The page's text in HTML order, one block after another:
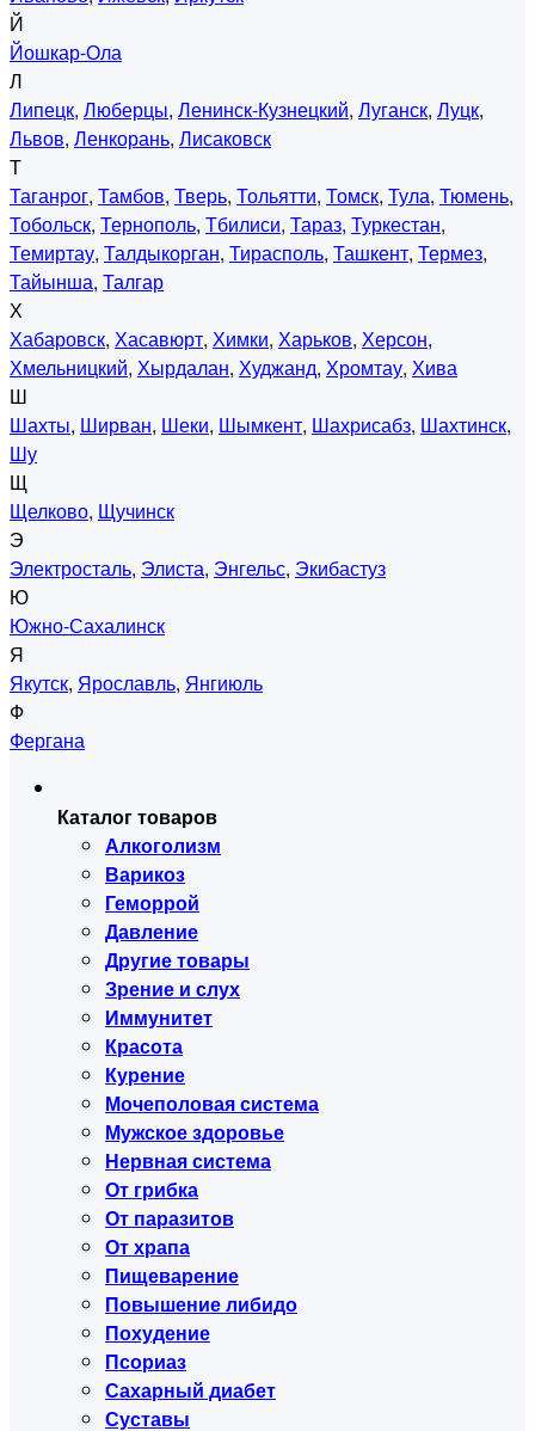
Й
Йошкар-Ола
Л
Липецк, Люберцы, Ленинск-Кузнецкий, Луганск, Луцк,
Львов, Ленкорань, Лисаковск
Т
Таганрог, Тамбов, Тверь, Тольятти, Томск, Тула, Тюмень,
Тобольск, Тернополь, Тбилиси, Тараз, Туркестан,
Темиртау, Талдыкорган, Тирасполь, Ташкент, Термез,
Тайынша, Талгар
Х
Хабаровск, Хасавюрт, Химки, Харьков, Херсон,
Хмельницкий, Хырдалан, Худжанд, Хромтау, Хива
Ш
Шахты, Ширван, Шеки, Шымкент, Шахрисабз, Шахтинск,
Шу
Щ
Щелково, Щучинск
Э
Электросталь, Элиста, Энгельс, Экибастуз
Ю
Южно-Сахалинск
Я
Якутск, Ярославль, Янгиюль
Ф
Фергана
Каталог товаров
Алкоголизм
Варикоз
Геморрой
Давление
Другие товары
Зрение и слух
Иммунитет
Красота
Курение
Мочеполовая система
Мужское здоровье
Нервная система
От грибка
От паразитов
От храпа
Пищеварение
Повышение либидо
Похудение
Псориаз
Сахарный диабет
Суставы